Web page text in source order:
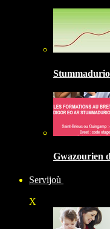
Gwazourien
Servijoù
X